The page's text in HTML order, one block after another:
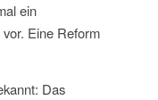
ein
Eine Reform
Das